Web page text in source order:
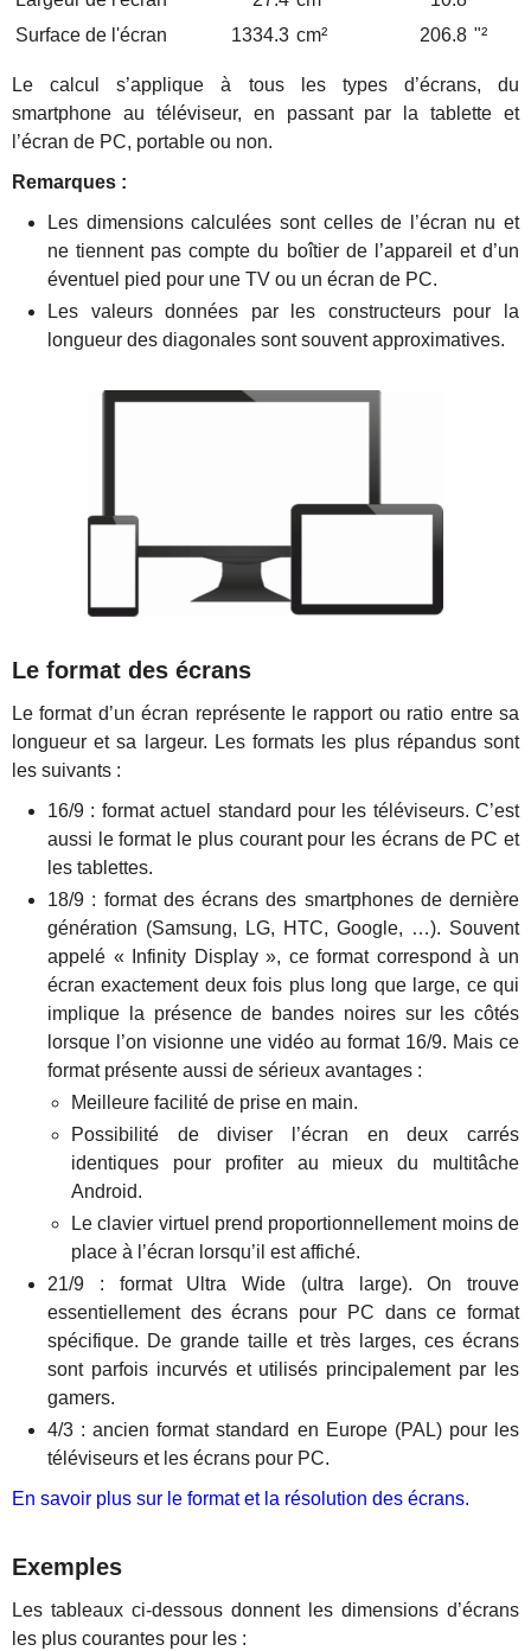
Surface de l'écran
1334.3 cm² 206.8 "²
Le calcul s’applique à tous les types d’écrans, du
smartphone au téléviseur, en passant par la tablette et
l’écran de PC, portable ou non.
Remarques :
Les dimensions calculées sont celles de l’écran nu et
ne tiennent pas compte du boîtier de l’appareil et d’un
éventuel pied pour une TV ou un écran de PC.
Les valeurs données par les constructeurs pour la
longueur des diagonales sont souvent approximatives.
Le format des écrans
Le format d’un écran représente le rapport ou ratio entre sa
longueur et sa largeur. Les formats les plus répandus sont
les suivants :
16/9 : format actuel standard pour les téléviseurs. C’est
aussi le format le plus courant pour les écrans de PC et
les tablettes.
18/9 : format des écrans des smartphones de dernière
génération (Samsung, LG, HTC, Google, …). Souvent
appelé « Infinity Display », ce format correspond à un
écran exactement deux fois plus long que large, ce qui
implique la présence de bandes noires sur les côtés
lorsque l’on visionne une vidéo au format 16/9. Mais ce
format présente aussi de sérieux avantages :
Meilleure facilité de prise en main.
Possibilité de diviser l’écran en deux carrés
identiques pour profiter au mieux du multitâche
Android.
Le clavier virtuel prend proportionnellement moins de
place à l’écran lorsqu’il est affiché.
21/9 : format Ultra Wide (ultra large). On trouve
essentiellement des écrans pour PC dans ce format
spécifique. De grande taille et très larges, ces écrans
sont parfois incurvés et utilisés principalement par les
gamers.
4/3 : ancien format standard en Europe (PAL) pour les
téléviseurs et les écrans pour PC.
En savoir plus sur le format et la résolution des écrans.
Exemples
Les tableaux ci-dessous donnent les dimensions d’écrans
les plus courantes pour les :